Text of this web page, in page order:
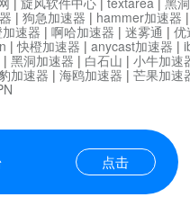
点击
| 狗急加速器 | hammer加速器
速器 | 啊哈加速器 | 迷雾通 | 优
|快橙加速器 | anycast加速器 |
| 黑洞加速器 | 白石山 | 小牛加速
加速器 | 海鸥加速器 | 芒果加速